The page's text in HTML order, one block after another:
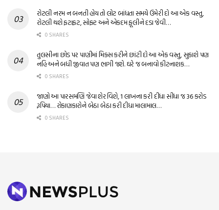
રોટલી નરમ ન બનતી હોય તો લોટ બાંધતા સમયે ઉમેરી દો આ એક વસ્તુ,
રોટલી થશે ફટાફટ, સોફ્ટ અને એકદમ ફૂલીને દડા જેવી…
0 SHARES
તુલસીના છોડ પર પાણીમાં મિક્સ કરીને છાંટી દો આ એક વસ્તુ, સુકાશે પણ
નહિ અને બધી જીવાત પણ ભાગી જશે. ઘરે જ બનાવો કીટનાશક…
0 SHARES
જાણો આ પારસમણિ જેવા શેર વિશે, 1 લાખના કરી દીધા સીધા જ 36 કરોડ
રૂપિયા… રોકાણકારોને બેઠા બેઠા કરી દીધા માલામાલ…
0 SHARES